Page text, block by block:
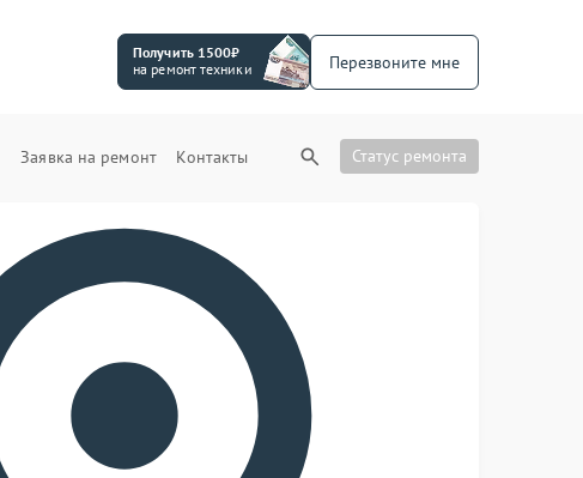
Получить 1500₽
на ремонт техники
Перезвоните мне
Заявка на ремонт Контакты Статус ремонта